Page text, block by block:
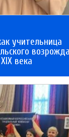
учительница
века